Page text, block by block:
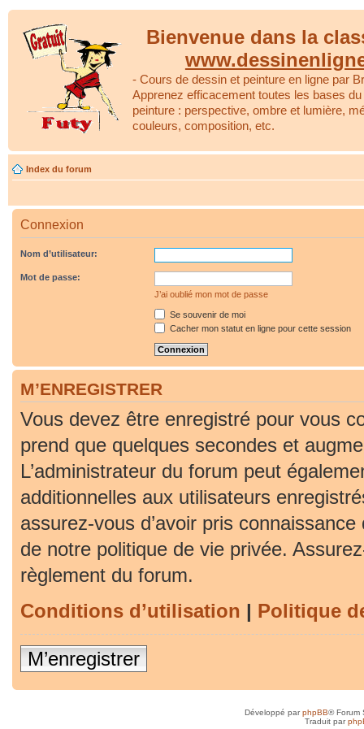
Bienvenue dans la
- Cours de dessin et peinture en ligne par
Apprenez efficacement toutes les bases
peinture : perspective, ombre et lumière,
couleurs, composition, etc.
Index du forum
Connexion
Nom d’utilisateur:
Mot de passe:
J’ai oublié mon mot de passe
Se souvenir de moi
Cacher mon statut en ligne pour cette session
M’ENREGISTRER
Vous devez être enregistré pour vous
prend que quelques secondes et
L’administrateur du forum peut
additionnelles aux utilisateurs
assurez-vous d’avoir pris
de notre politique de vie privée.
règlement du forum.
Conditions d’utilisation | Politique
M’enregistrer
Développé parphpBB® Forum
Traduit par